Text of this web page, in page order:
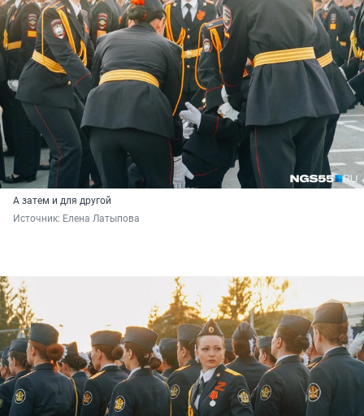
А затем и для другой
Источник: Елена Латыпова